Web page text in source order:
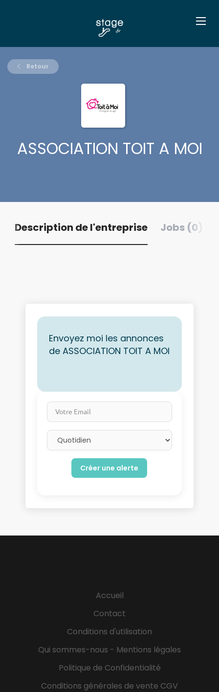
Retour
ASSOCIATION TOIT A MOI
Description de l'entreprise Jobs (0)
Envoyez moi les annonces
de ASSOCIATION TOIT A MOI
Votre Email
Email frequency
Accueil
Contact
Conditions d'utilisation
Qui sommes-nous - Mentions légales
Politique de Confidentialité
Conditions générales de vente CGV